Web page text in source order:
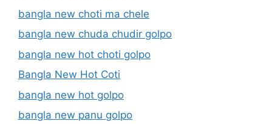
bangla new choti ma chele
bangla new chuda chudir golpo
bangla new hot choti golpo
Bangla New Hot Coti
bangla new hot golpo
bangla new panu golpo